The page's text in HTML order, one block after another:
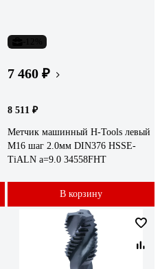
7 460 ₽
8 511 ₽
Метчик машинный H-Tools левый
М16 шаг 2.0мм DIN376 HSSE-
TiALN a=9.0 34558FHT
В корзину